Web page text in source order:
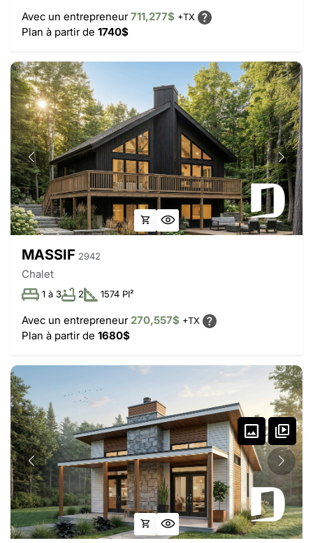
Avec un entrepreneur711,277$ +TX
Plan à partir de 1740$
MASSIF 2942
Chalet
1 à 3 2 1574 PI²
Avec un entrepreneur270,557$ +TX
Plan à partir de 1680$